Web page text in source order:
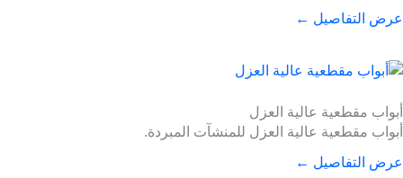
عرض التفاصيل ←
أبواب مقطعية عالية العزل
أبواب مقطعية عالية العزل للمنشآت المبردة.
عرض التفاصيل ←